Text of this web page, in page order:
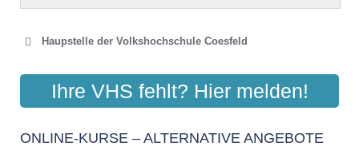
Haupstelle der Volkshochschule Coesfeld
VOLKSHOCHSCHULE
COESFELD
Aktualisiert: August 2021
Ihre VHS fehlt? Hier melden!
ONLINE-KURSE – ALTERNATIVE ANGEBOTE